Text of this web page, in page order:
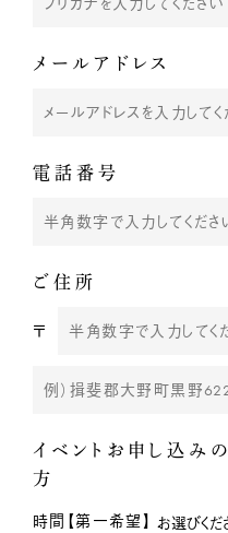
メールアドレス
電話番号
ご住所
〒
イベントお申し込みの
方
時間【第一希望】